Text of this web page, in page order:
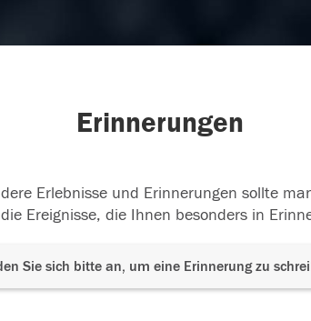
Erinnerungen
Erlebnisse und Erinnerungen sollte
Ereignisse, die Ihnen besonders in
Sie sich bitte an, um eine Erinnerung zu